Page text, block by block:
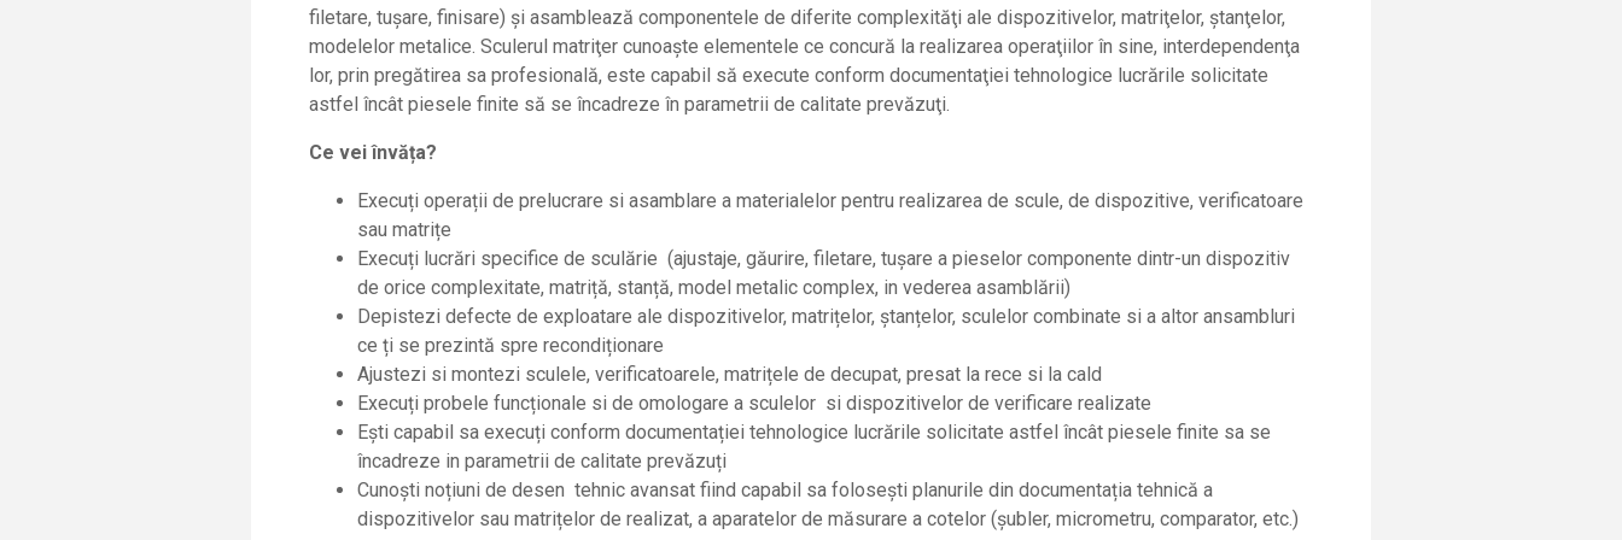
filetare, tușare, finisare) și asamblează componentele de diferite complexităţi ale dispozitivelor, matriţelor, ștanţelor,
modelelor metalice. Sculerul matriţer cunoaște elementele ce concură la realizarea operaţiilor în sine, interdependenţa
lor, prin pregătirea sa profesională, este capabil să execute conform documentaţiei tehnologice lucrările solicitate
astfel încât piesele finite să se încadreze în parametrii de calitate prevăzuţi.
Ce veiînvăța?
Execuți operații de prelucrare si asamblare a materialelor pentru realizarea de scule, de dispozitive, verificatoare
sau matrițe
Execuți lucrări specifice de sculărie (ajustaje, găurire, filetare, tușare a pieselor componente dintr-un dispozitiv
de orice complexitate, matriță, stanță, model metalic complex, in vederea asamblării)
Depistezi defecte de exploatare ale dispozitivelor, matrițelor, ștanțelor, sculelor combinate si a altor ansambluri
ce ți se prezintă spre recondiționare
Ajustezi si montezi sculele, verificatoarele, matrițele de decupat, presat la rece si la cald
Execuți probele funcționale si de omologare a sculelor si dispozitivelor de verificare realizate
Ești capabil sa execuți conform documentației tehnologice lucrările solicitate astfel încât piesele finite sa se
încadreze in parametrii de calitate prevăzuți
Cunoști noțiuni de desen tehnic avansat fiind capabil sa folosești planurile din documentația tehnică a
dispozitivelor sau matrițelor de realizat, a aparatelor de măsurare a cotelor (șubler, micrometru, comparator, etc.)